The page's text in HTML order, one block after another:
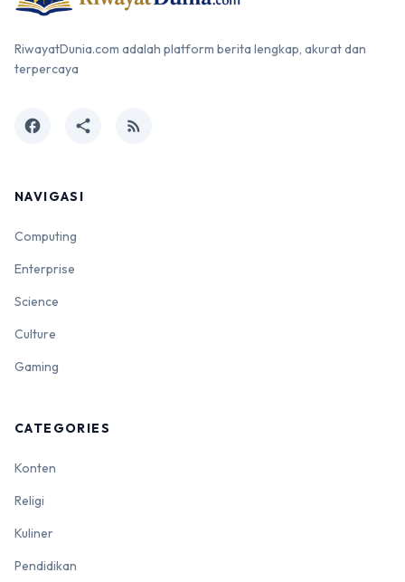
RiwayatDunia.com adalah platform berita lengkap, akurat dan
terpercaya
facebook share rss_feed
NAVIGASI
Computing
Enterprise
Science
Culture
Gaming
CATEGORIES
Konten
Religi
Kuliner
Pendidikan